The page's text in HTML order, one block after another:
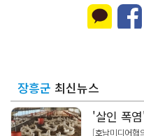
장흥군 최신뉴스
[호남미디어협